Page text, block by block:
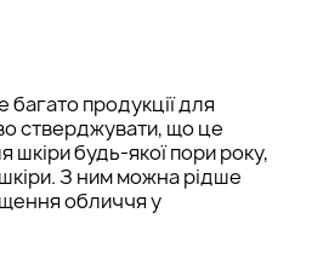
продукції для
стверджувати, що це
шкіри будь-якої пори року,
З ним можна рідше
обличчя у